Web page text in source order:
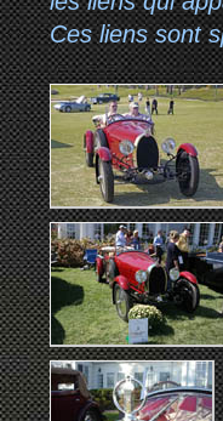
Ces liens sont